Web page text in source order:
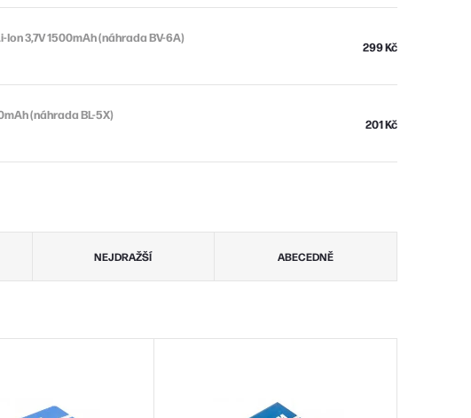
3,7V 1500mAh (náhrada BV-6A)
299 Kč
(náhrada BL-5X)
201 Kč
NEJDRAŽŠÍ ABECEDNĚ